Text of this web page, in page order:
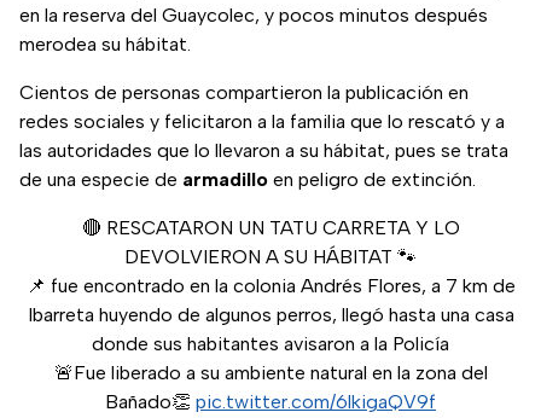
en la reserva del Guaycolec, y pocos minutos después
merodea su hábitat.
Cientos de personas compartieron la publicación en
redes sociales y felicitaron a la familia que lo rescató y a
las autoridades que lo llevaron a su hábitat, pues se trata
de una especie de armadillo en peligro de extinción.
🔴 RESCATARON UN TATU CARRETA Y LO
DEVOLVIERON A SU HÁBITAT 🐾
📌 fue encontrado en la colonia Andrés Flores, a 7 km de
Ibarreta huyendo de algunos perros, llegó hasta una casa
donde sus habitantes avisaron a la Policía
🚨Fue liberado a su ambiente natural en la zona del
Bañado👏 pic.twitter.com/6lkigaQV9f